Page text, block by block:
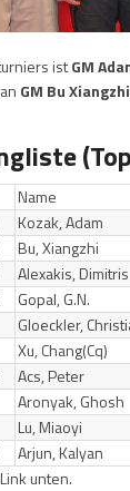
istGM
GM Bu
Name
Kozak, Adam
Bu, Xiangzhi
Alexakis, Dimitris
Gopal, G.N.
Gloeckler,
Xu, Chang(Cq)
Acs, Peter
Aronyak, Ghosh
Lu, Miaoyi
Arjun, Kalyan
unten.